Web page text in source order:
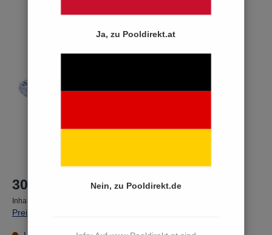
Ja, zu Pooldirekt.at
Nein, zu Pooldirekt.de
Bildergalerie überspringen
30,90 €*
Inhalt:
Preise inkl. MwSt. zzgl. Versandkosten